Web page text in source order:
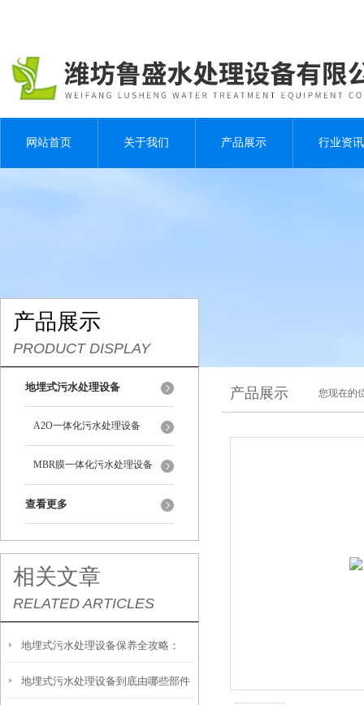
网站首页 关于我们 产品展示 行业资讯
产品展示
PRODUCT DISPLAY
地埋式污水处理设备
A2O一体化污水处理设备
MBR膜一体化污水处理设备
查看更多
相关文章
RELATED ARTICLES
地埋式污水处理设备保养全攻略：
让“地下卫士”持续高效运转
地埋式污水处理设备到底由哪些部件
产品展示 您现在的